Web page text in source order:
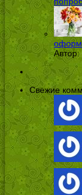
Автор:
Свежие